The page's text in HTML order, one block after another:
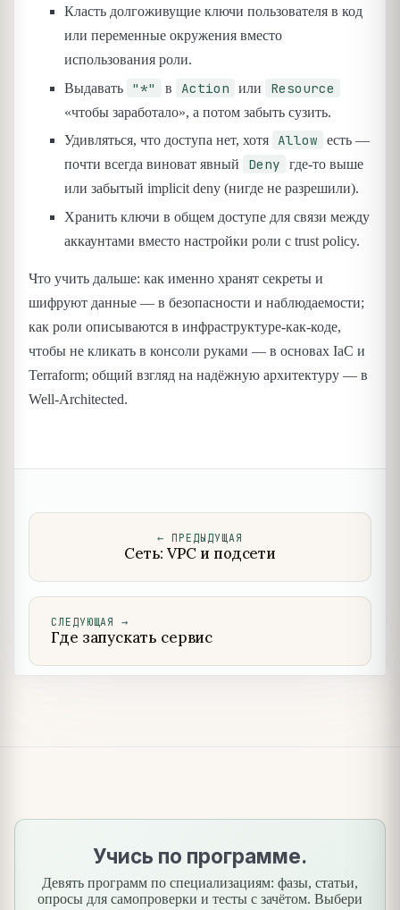
Класть долгоживущие ключи пользователя в код
или переменные окружения вместо
использования роли.
Выдавать
"*" в Action или Resource
«чтобы заработало», а потом забыть сузить.
Удивляться, что доступа нет, хотя Allow
есть —
почти всегда виноват явный
Deny
где-то выше
или забытый implicit deny (нигде не разрешили).
Хранить ключи в общем доступе для связи между
аккаунтами вместо настройки роли с trust policy.
Что учить дальше: как именно хранят секреты и
шифруют данные — в безопасности и наблюдаемости;
как роли описываются в инфраструктуре-как-коде,
чтобы не кликать в консоли руками — в основах IaC и
Terraform; общий взгляд на надёжную архитектуру — в
Well-Architected.
← ПРЕДЫДУЩАЯ
Сеть: VPC и подсети
СЛЕДУЮЩАЯ →
Где запускать сервис
Учись по программе.
Девять программ по специализациям: фазы, статьи,
опросы для самопроверки и тесты с зачётом. Выбери